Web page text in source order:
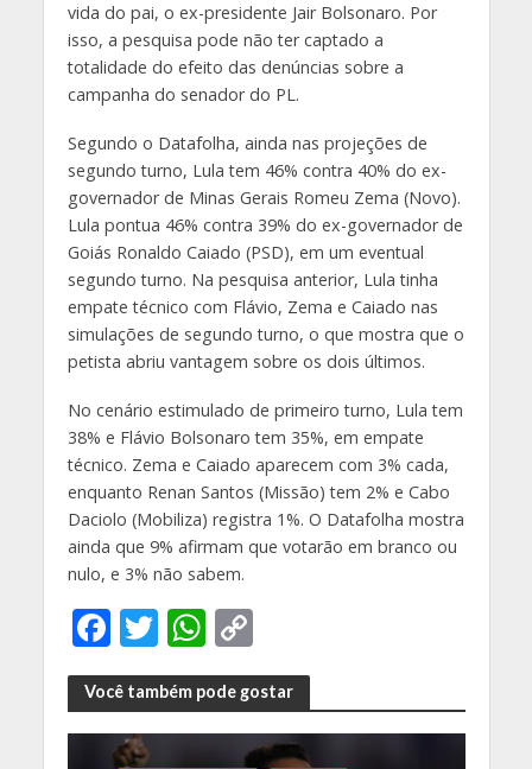
vida do pai, o ex-presidente Jair Bolsonaro. Por
isso, a pesquisa pode não ter captado a
totalidade do efeito das denúncias sobre a
campanha do senador do PL.
Segundo o Datafolha, ainda nas projeções de
segundo turno, Lula tem 46% contra 40% do ex-
governador de Minas Gerais Romeu Zema (Novo).
Lula pontua 46% contra 39% do ex-governador de
Goiás Ronaldo Caiado (PSD), em um eventual
segundo turno. Na pesquisa anterior, Lula tinha
empate técnico com Flávio, Zema e Caiado nas
simulações de segundo turno, o que mostra que o
petista abriu vantagem sobre os dois últimos.
No cenário estimulado de primeiro turno, Lula tem
38% e Flávio Bolsonaro tem 35%, em empate
técnico. Zema e Caiado aparecem com 3% cada,
enquanto Renan Santos (Missão) tem 2% e Cabo
Daciolo (Mobiliza) registra 1%. O Datafolha mostra
ainda que 9% afirmam que votarão em branco ou
nulo, e 3% não sabem.
F
ac
e
b
T
w
itt
er
W
h
at
s
C
o
p
y
Você também pode gostar